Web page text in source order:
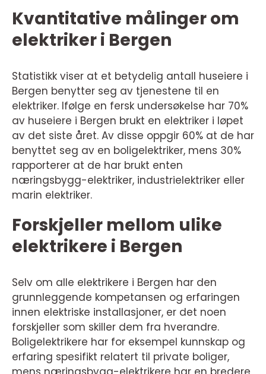
Kvantitative målinger om
elektriker i Bergen
Statistikk viser at et betydelig antall huseiere i
Bergen benytter seg av tjenestene til en
elektriker. Ifølge en fersk undersøkelse har 70%
av huseiere i Bergen brukt en elektriker i løpet
av det siste året. Av disse oppgir 60% at de har
benyttet seg av en boligelektriker, mens 30%
rapporterer at de har brukt enten
næringsbygg-elektriker, industrielektriker eller
marin elektriker.
Forskjeller mellom ulike
elektrikere i Bergen
Selv om alle elektrikere i Bergen har den
grunnleggende kompetansen og erfaringen
innen elektriske installasjoner, er det noen
forskjeller som skiller dem fra hverandre.
Boligelektrikere har for eksempel kunnskap og
erfaring spesifikt relatert til private boliger,